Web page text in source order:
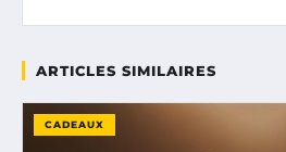
ARTICLES SIMILAIRES
CADEAUX